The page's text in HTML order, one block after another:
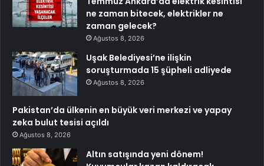
ne zaman bitecek, elektrikler ne
zaman gelecek?
Ağustos 8, 2026
Uşak Belediyesi’ne ilişkin
soruşturmada 15 şüpheli adliyede
Ağustos 8, 2026
Pakistan’da ülkenin en büyük veri merkezi ve yapay
zeka bulut tesisi açıldı
Ağustos 8, 2026
Altın satışında yeni dönem!